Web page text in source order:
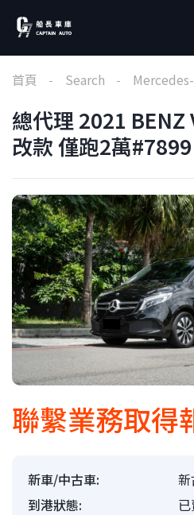
首頁 Search
總代理 2021
改款 僅跑2萬
聯繫業務取得
新車/中古車:
到港狀態: